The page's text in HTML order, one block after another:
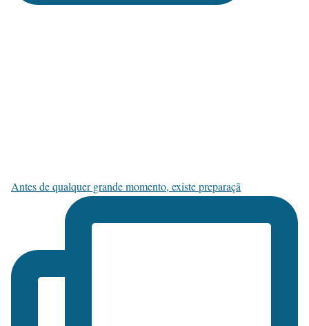
Antes de qualquer grande momento, existe preparaçã